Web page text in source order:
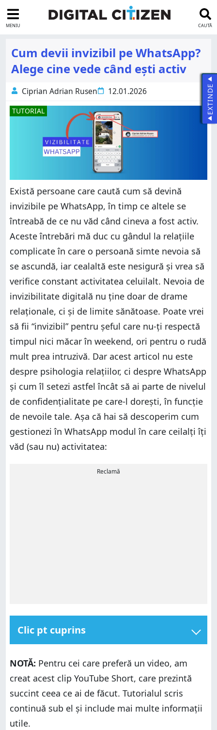
MENIU CAUTĂ
Cum devii invizibil pe WhatsApp?
Alege cine vede când ești activ
Ciprian Adrian Rusen 12.01.2026
TUTORIAL
Există persoane care caută cum să devină
invizibile pe WhatsApp, în timp ce altele se
întreabă de ce nu văd când cineva a fost activ.
Aceste întrebări mă duc cu gândul la relațiile
complicate în care o persoană simte nevoia să
se ascundă, iar cealaltă este nesigură și vrea să
verifice constant activitatea celuilalt. Nevoia de
invizibilitate digitală nu ține doar de drame
relaționale, ci și de limite sănătoase. Poate vrei
să fii “invizibil” pentru șeful care nu-ți respectă
timpul nici măcar în weekend, ori pentru o rudă
mult prea intruzivă. Dar acest articol nu este
despre psihologia relațiilor, ci despre WhatsApp
și cum îl setezi astfel încât să ai parte de nivelul
de confidențialitate pe care-l dorești, în funcție
de nevoile tale. Așa că hai să descoperim cum
gestionezi în WhatsApp modul în care ceilalți îți
văd (sau nu) activitatea:
Reclamă
Clic pt cuprins
a accesat aplicația ultima oară
Cum devin “invizibil” pe WhatsApp: setările pentru
ultima accesare și starea online
Cum poți deduce că un contact este online, chiar
dacă și-a setat WhatsApp să fie “invizibil”?
Tu cum ți-ai setat WhatsApp?
NOTĂ: Pentru cei care preferă un video, am
creat acest clip YouTube Short, care prezintă
succint ceea ce ai de făcut. Tutorialul scris
continuă sub el și include mai multe informații
utile.
EXTINDE